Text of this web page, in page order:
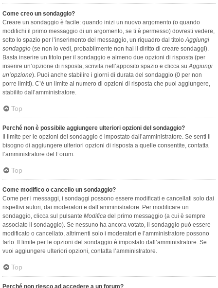
Come creo un sondaggio?
Creare un sondaggio è facile: quando inizi un nuovo argomento (o quando
modifichi il primo messaggio di un argomento, se ti è permesso) dovresti vedere,
sotto lo spazio per l’inserimento del messaggio, un riquadro dal titoloAggiungi
sondaggio (se non lo vedi, probabilmente non hai il diritto di creare sondaggi).
Basta inserire un titolo per il sondaggio e almeno due opzioni di risposta (per
inserire un’opzione di risposta, scrivila nell’apposito spazio e clicca suAggiungi
un’opzione). Puoi anche stabilire i giorni di durata del sondaggio (0 per non
porre limiti). C’è un limite al numero di opzioni di risposta che puoi aggiungere,
stabilito dall’amministratore.
Top
Perché non è possibile aggiungere ulteriori opzioni del sondaggio?
Il limite per le opzioni del sondaggio è impostato dall’amministratore. Se senti il
bisogno di aggiungere ulteriori opzioni di risposta a quelle consentite, contatta
l’amministratore del Forum.
Top
Come modifico o cancello un sondaggio?
Come per i messaggi, i sondaggi possono essere modificati e cancellati solo dai
rispettivi autori, dai moderatori e dall’amministratore. Per modificare un
sondaggio, clicca sul pulsante Modifica del primo messaggio (a cui è sempre
associato il sondaggio). Se nessuno ha ancora votato, il sondaggio può essere
modificato o cancellato, altrimenti solo i moderatori e l’amministratore possono
farlo. Il limite per le opzioni del sondaggio è impostato dall’amministratore. Se
vuoi aggiungere ulteriori opzioni, contatta l’amministratore.
Top
Perché non riesco ad accedere a un forum?